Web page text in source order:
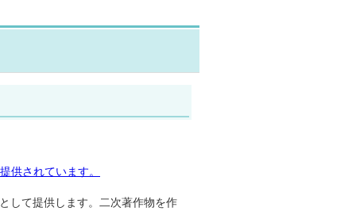
供されています。
して提供します。二次著作物を作